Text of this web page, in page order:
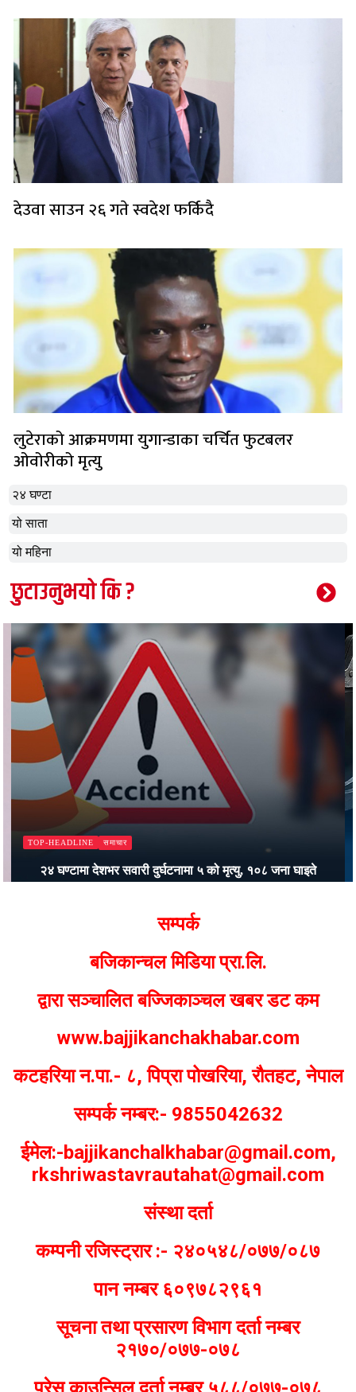
२४ घण्टा
यो साता
यो महिना
देउवा साउन २६ गते स्वदेश फर्किदै
लुटेराको आक्रमणमा युगान्डाका चर्चित फुटबलर
ओवोरीको मृत्यु
छुटाउनुभयो कि ?
TOP-HEADLINE समाचार
२४ घण्टामा देशभर सवारी दुर्घटनामा ५ को मृत्यु, १०८ जना घाइते
सम्पर्क
बजिकान्चल मिडिया प्रा.लि.
द्वारा सञ्चालित बज्जिकाञ्चल खबर डट कम
www.bajjikanchakhabar.com
कटहरिया न.पा.- ८, पिप्रा पोखरिया, रौतहट, नेपाल
सम्पर्क नम्बर:- 9855042632
ईमेल:-bajjikanchalkhabar@gmail.com,
rkshriwastavrautahat@gmail.com
संस्था दर्ता
कम्पनी रजिस्ट्रार :- २४०५४८/०७७/०८७
पान नम्बर ६०९७८२९६१
सूचना तथा प्रसारण विभाग दर्ता नम्बर
२१७०/०७७-०७८